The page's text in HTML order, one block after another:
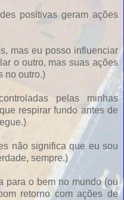
positivas geram ações
mas eu posso influenciar
o outro, mas suas ações
no outro.)
pelas minhas
respirar fundo antes de
não significa que eu sou
sempre.)
para o bem no mundo (ou
retorno com ações de